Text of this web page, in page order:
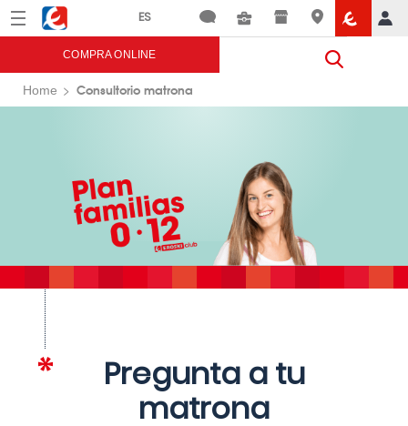
Menú Eroski
COMPRA ONLINE
Home Consultorio matrona
Pregunta a tu
matrona